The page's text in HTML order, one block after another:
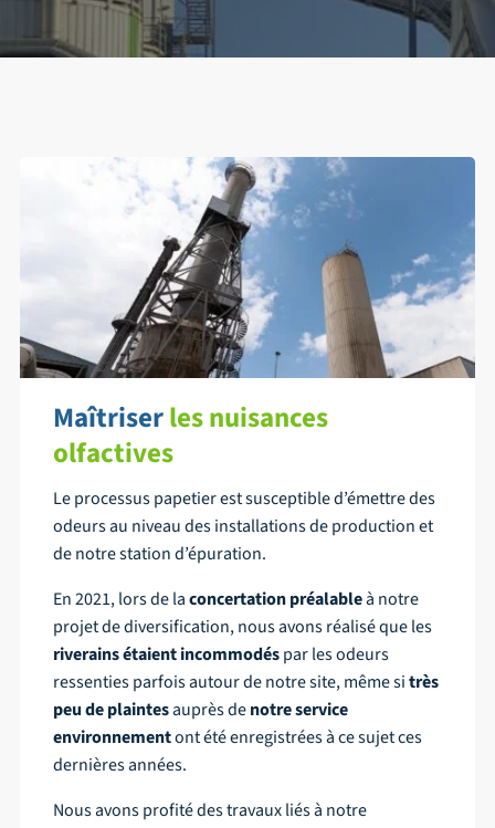
Contact
Maîtriserles nuisances
olfactives
Le processus papetier est susceptible d’émettre des
odeurs au niveau des installations de production et
de notre station d’épuration.
En 2021, lors de laconcertation préalableà notre
projet de diversification, nous avons réalisé que les
riverains étaient incommodéspar les odeurs
ressenties parfois autour de notre site, même sitrès
peu de plaintesauprès denotre service
environnementont été enregistrées à ce sujet ces
dernières années.
Nous avons profité des travaux liés à notre